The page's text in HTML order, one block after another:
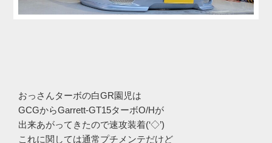
おっさんターボの白GR園児は
GCGからGarrett-GT15ターボO/Hが
出来あがってきたので速攻装着(‘◇’)ゞ
これに関しては通常プチメンテだけど